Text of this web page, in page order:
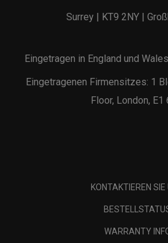
Surrey | KT9 2NY |
Eingetragen in England und
Eingetragenen Firmensitzes: 1
Floor, London, E1
KONTAKTIEREN SIE
WARRANTY